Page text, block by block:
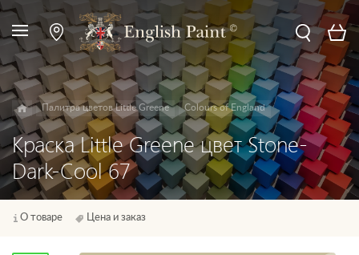
Палитра цветов Little Greene Colours of England
Краска Little Greene цвет Stone-
Dark-Cool 67
О товаре Цена и заказ